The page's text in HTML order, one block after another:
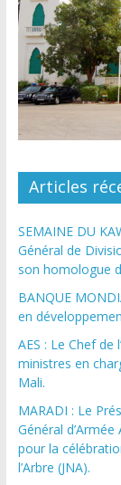
Articles
SEMAINE DU
Général de
son homologue
BANQUE
en
AES : Le Chef de
ministres en
Mali.
MARADI : Le
Général
pour la
l’Arbre (JNA).